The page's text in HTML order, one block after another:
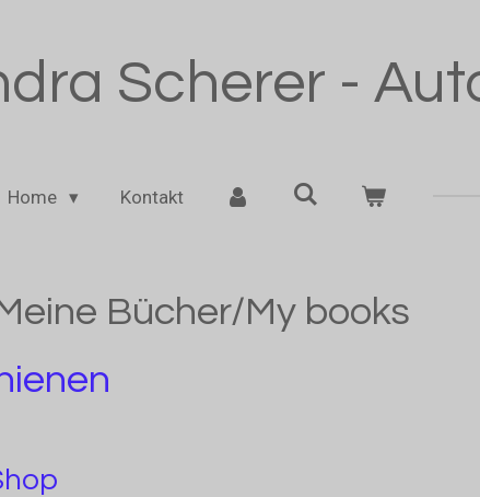
Scherer -
Home Kontakt
Bücher/My books